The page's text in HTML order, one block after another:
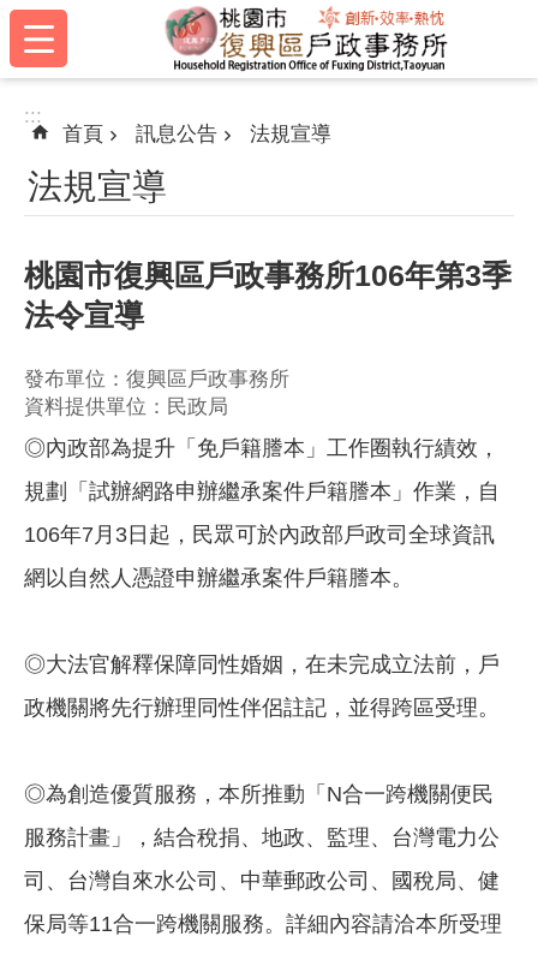
跳到主要內容區塊
:::
:::
首頁 訊息公告 法規宣導
法規宣導
桃園市復興區戶政事務所106年第3季
法令宣導
發布單位：復興區戶政事務所
資料提供單位：民政局
◎內政部為提升「免戶籍謄本」工作圈執行績效，
規劃「試辦網路申辦繼承案件戶籍謄本」作業，自
106年7月3日起，民眾可於內政部戶政司全球資訊
網以自然人憑證申辦繼承案件戶籍謄本。
◎大法官解釋保障同性婚姻，在未完成立法前，戶
政機關將先行辦理同性伴侶註記，並得跨區受理。
◎為創造優質服務，本所推動「N合一跨機關便民
服務計畫」，結合稅捐、地政、監理、台灣電力公
司、台灣自來水公司、中華郵政公司、國稅局、健
保局等11合一跨機關服務。詳細內容請洽本所受理